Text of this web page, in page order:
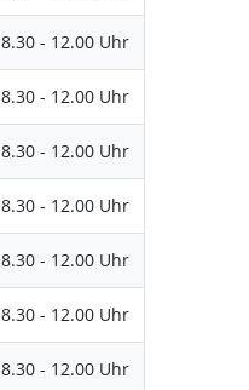
8.30 - 12.00 Uhr
8.30 - 12.00 Uhr
8.30 - 12.00 Uhr
8.30 - 12.00 Uhr
8.30 - 12.00 Uhr
8.30 - 12.00 Uhr
8.30 - 12.00 Uhr